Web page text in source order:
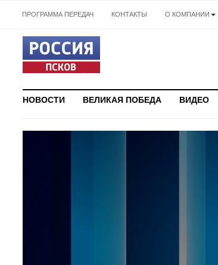
ПРОГРАММА ПЕРЕДАЧ КОНТАКТЫ О КОМПАНИИ
НОВОСТИ ВЕЛИКАЯ ПОБЕДА ВИДЕО